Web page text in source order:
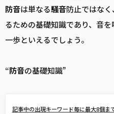
防音は単なる騒音防止ではな
るための基礎知識であり、音
一歩といえるでしょう。
“防音の基礎知識”
記事中の出現キーワード毎に最大8個ま